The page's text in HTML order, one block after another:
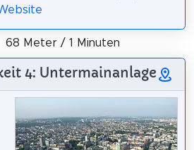
68 Meter / 1 Minuten
4: Untermainanlage